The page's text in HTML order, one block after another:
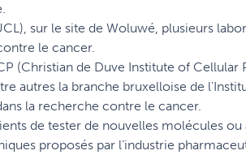
sur le site de Woluwé, plusieurs
le cancer.
(Christian de Duve Institute of
autres la branche bruxelloise de
la recherche contre le cancer.
de tester de nouvelles molécules
proposés par l’industrie